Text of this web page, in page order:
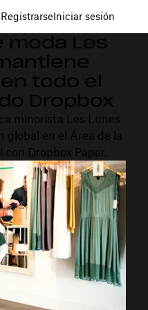
RegistrarseIniciar sesión
moda Les
todo el
Dropbox
minorista Les Lunes
global en el Área de la
con Dropbox Paper.